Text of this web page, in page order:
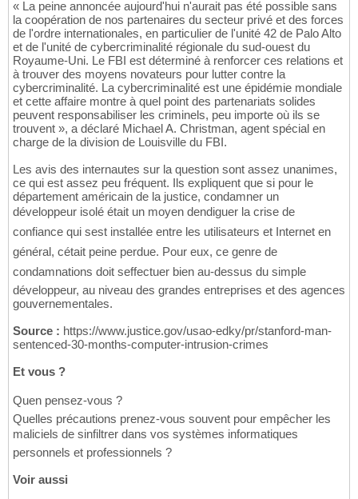
« La peine annoncée aujourd'hui n'aurait pas été possible sans
la coopération de nos partenaires du secteur privé et des forces
de l'ordre internationales, en particulier de l'unité 42 de Palo Alto
et de l'unité de cybercriminalité régionale du sud-ouest du
Royaume-Uni. Le FBI est déterminé à renforcer ces relations et
à trouver des moyens novateurs pour lutter contre la
cybercriminalité. La cybercriminalité est une épidémie mondiale
et cette affaire montre à quel point des partenariats solides
peuvent responsabiliser les criminels, peu importe où ils se
trouvent », a déclaré Michael A. Christman, agent spécial en
charge de la division de Louisville du FBI.
Les avis des internautes sur la question sont assez unanimes,
ce qui est assez peu fréquent. Ils expliquent que si pour le
département américain de la justice, condamner un
développeur isolé était un moyen dendiguer la crise de
confiance qui sest installée entre les utilisateurs et Internet en
général, cétait peine perdue. Pour eux, ce genre de
condamnations doit seffectuer bien au-dessus du simple
développeur, au niveau des grandes entreprises et des agences
gouvernementales.
Source : https://www.justice.gov/usao-edky/pr/stanford-man-
sentenced-30-months-computer-intrusion-crimes
Et vous ?
Quen pensez-vous ?
Quelles précautions prenez-vous souvent pour empêcher les
maliciels de sinfiltrer dans vos systèmes informatiques
personnels et professionnels ?
Voir aussi